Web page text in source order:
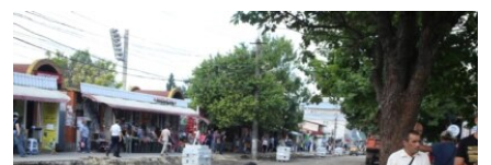
İNSAN AQLARI
VİDEO
SÜRET
BLOGLAR